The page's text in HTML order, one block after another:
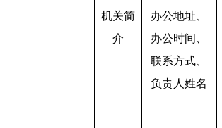
机关简
介
办公地址、
办公时间、
联系方式、
负责人姓名